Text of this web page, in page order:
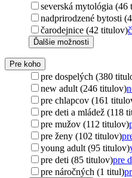
severská mytológia (46
nadprirodzené bytosti
čarodejnice (42 titulov)
Ďalšie možnosti
Pre koho
pre dospelých (380
new adult (246 titulov)
pre chlapcov (161
pre deti a mládež (118
pre mužov (112 titulov)
pre ženy (102 titulov)
young adult (95 titulov)
pre deti (85 titulov)pre
pre náročných (1 titul)